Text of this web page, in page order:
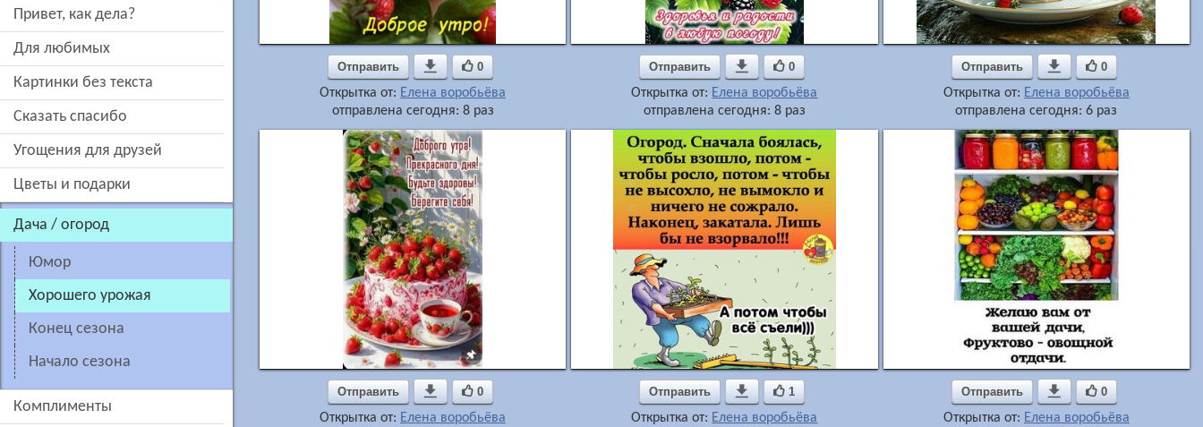
привет, как дела?
для любимых
картинки без текста
сказать спасибо
угощения для друзей
цветы и подарки
дача / огород
юмор
хорошего урожая
конец сезона
начало сезона
комплименты
Отправить  0
Открытка от: Елена воробьёва
отправлена сегодня: 8 раз
Отправить  0
Открытка от: Елена воробьёва
отправлена сегодня: 8 раз
Отправить  0
Открытка от: Елена воробьёва
отправлена сегодня: 6 раз
Отправить  0
Открытка от: Елена воробьёва
Отправить  1
Открытка от: Елена воробьёва
Отправить  0
Открытка от: Елена воробьёва